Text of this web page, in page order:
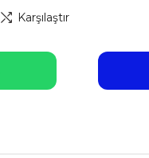
Karşılaştır